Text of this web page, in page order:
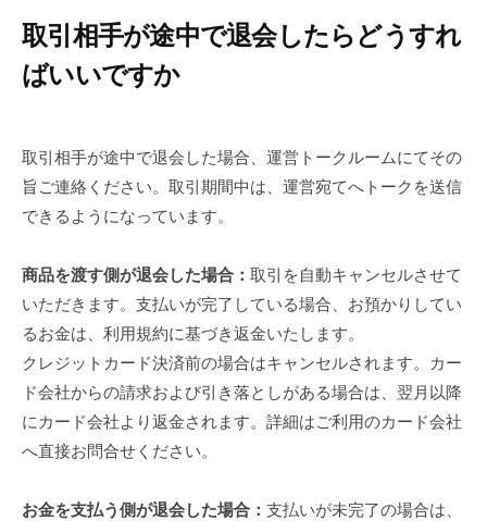
取引相手が途中で退会したらどうすれ
ばいいですか
取引相手が途中で退会した場合、運営トークルームにてその
旨ご連絡ください。取引期間中は、運営宛てへトークを送信
できるようになっています。
商品を渡す側が退会した場合： 取引を自動キャンセルさせて
いただきます。支払いが完了している場合、お預かりしてい
るお金は、利用規約に基づき返金いたします。
クレジットカード決済前の場合はキャンセルされます。カー
ド会社からの請求および引き落としがある場合は、翌月以降
にカード会社より返金されます。詳細はご利用のカード会社
へ直接お問合せください。
お金を支払う側が退会した場合： 支払いが未完了の場合は、